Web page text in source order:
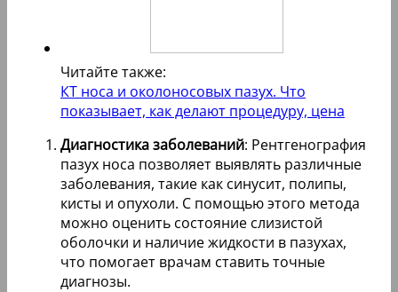
Читайте также:
КТ носа и околоносовых пазух. Что
показывает, как делают процедуру, цена
Диагностика заболеваний: Рентгенография
пазух носа позволяет выявлять различные
заболевания, такие как синусит, полипы,
кисты и опухоли. С помощью этого метода
можно оценить состояние слизистой
оболочки и наличие жидкости в пазухах,
что помогает врачам ставить точные
диагнозы.